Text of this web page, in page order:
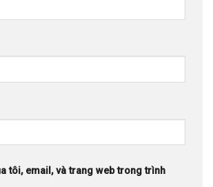
tôi, email, và trang web trong trình